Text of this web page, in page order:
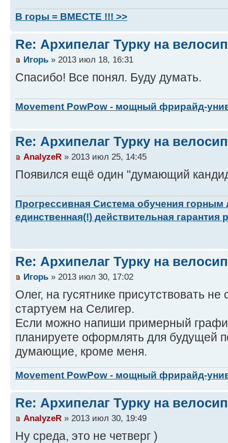
В горы = ВМЕСТЕ !!! >>
Re: Архипелаг Турку на
Игорь » 2013 июл 18, 16:31
Спасибо! Все понял. Буду думать.
Movement PowPow - мощный фрирайд-
Re: Архипелаг Турку на
AnalyzeR » 2013 июл 25, 14:45
Появился ещё один "думающий
Прогрессивная Система обучения
единственная(!) действительная гарантия
Re: Архипелаг Турку на
Игорь » 2013 июл 30, 17:02
Олег, на гусятнике присутствовать не
стартуем на Селигер.
Если можно напиши примерный
планируете оформлять для будущей
думающие, кроме меня.
Movement PowPow - мощный фрирайд-
Re: Архипелаг Турку на
AnalyzeR » 2013 июл 30, 19:49
Ну среда, это не четверг )